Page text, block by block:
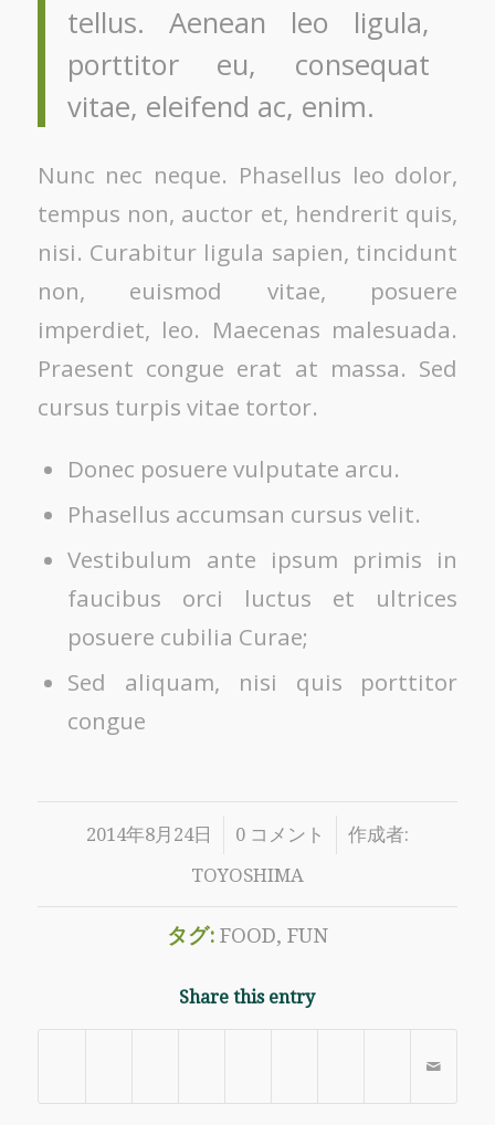
tellus. Aenean leo ligula,
porttitor eu, consequat
vitae, eleifend ac, enim.
Nunc nec neque. Phasellus leo dolor,
tempus non, auctor et, hendrerit quis,
nisi. Curabitur ligula sapien, tincidunt
non, euismod vitae, posuere
imperdiet, leo. Maecenas malesuada.
Praesent congue erat at massa. Sed
cursus turpis vitae tortor.
Donec posuere vulputate arcu.
Phasellus accumsan cursus velit.
Vestibulum ante ipsum primis in
faucibus orci luctus et ultrices
posuere cubilia Curae;
Sed aliquam, nisi quis porttitor
congue
2014年8月24日
/ 0 コメント
/
作成者:
TOYOSHIMA
タグ: FOOD, FUN
Share this entry